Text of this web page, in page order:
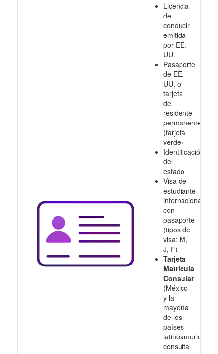
Licencia
de
conducir
emitida
por EE.
UU.
Pasaporte
de EE.
UU. o
tarjeta
de
residente
permanente
(tarjeta
verde)
Identificación
del
estado
Visa de
estudiante
internacional
con
pasaporte
(tipos de
visa: M,
J, F)
Tarjeta
Matricula
Consular
(México
y la
mayoría
de los
países
latinoamericanos,
consulta